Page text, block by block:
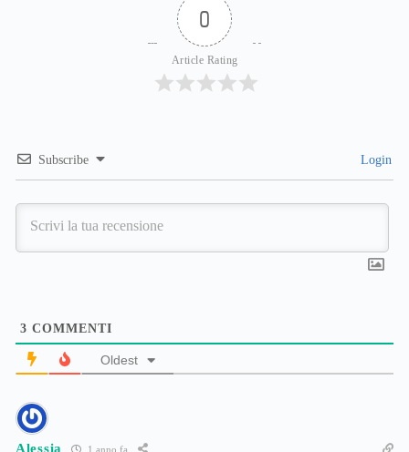
0
Article Rating
Subscribe Login
3 COMMENTI
Oldest
Alessia 1 anno fa